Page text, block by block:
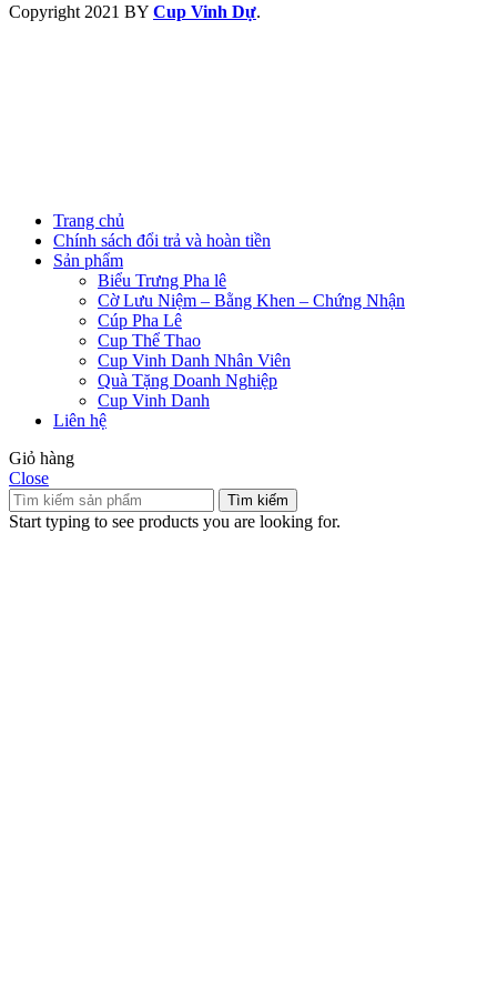
Copyright 2021 BY Cup Vinh Dự.
Trang chủ
Chính sách đổi trả và hoàn tiền
Sản phẩm
Biểu Trưng Pha lê
Cờ Lưu Niệm – Bằng Khen – Chứng Nhận
Cúp Pha Lê
Cup Thể Thao
Cup Vinh Danh Nhân Viên
Quà Tặng Doanh Nghiệp
Cup Vinh Danh
Liên hệ
Giỏ hàng
Close
Tìm kiếm
Start typing to see products you are looking for.